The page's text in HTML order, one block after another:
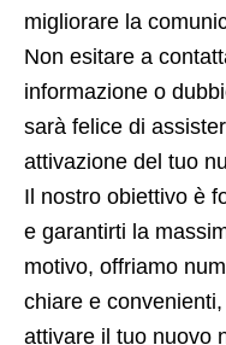
migliorare la
Non esitare a
informazione o
sarà felice di
attivazione del tuo
Il nostro obiettivo è
e garantirti la
motivo, offriamo
chiare e
attivare il tuo nuovo